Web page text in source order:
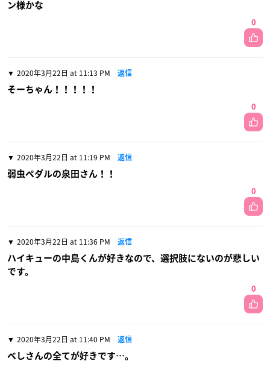
ン様かな
0
2020年3月22日 at 11:13 PM 返信
そーちゃん！！！！！
0
2020年3月22日 at 11:19 PM 返信
弱虫ペダルの泉田さん！！
0
2020年3月22日 at 11:36 PM 返信
ハイキューの中島くんが好きなので、選択肢にないのが悲しい
です。
0
2020年3月22日 at 11:40 PM 返信
べしさんの全てが好きです…。